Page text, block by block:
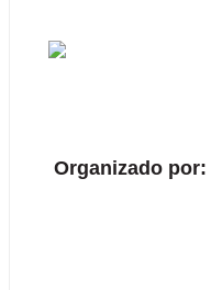
Organizado por: